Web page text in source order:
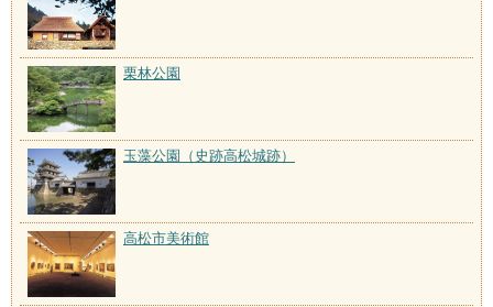
栗林公園
玉藻公園（史跡高松城跡）
高松市美術館